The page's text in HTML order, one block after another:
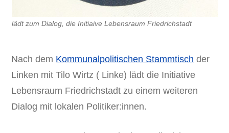
lädt zum Dialog, die Initiaive Lebensraum Friedrichstadt
Nach dem Kommunalpolitischen Stammtisch der
Linken mit Tilo Wirtz ( Linke) lädt die Initiative
Lebensraum Friedrichstadt zu einem weiteren
Dialog mit lokalen Politiker:innen.